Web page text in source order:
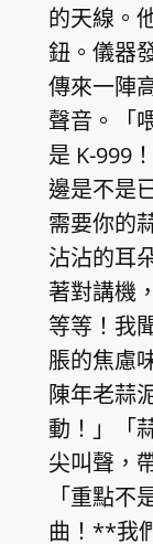
的天線。
鈕。儀器
傳來一陣
聲音。「
是 K-999
邊是不是
需要你的
沾沾的耳
著對講機
等等！我
脹的焦慮
陳年老蒜
動！」「
尖叫聲，
「重點
曲！**我